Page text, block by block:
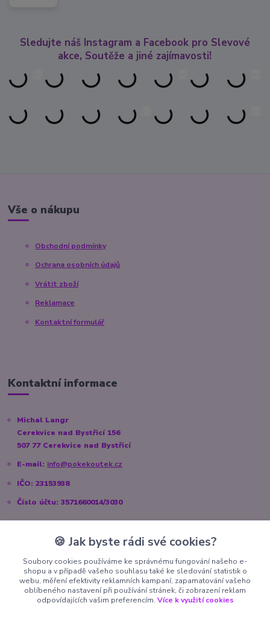
Sledujte náš Instagram a Facebook pro Slevové
akce, Soutěže a jiné zajímavosti!
Vše o nákupu
Obchodní podmínky
Ochrana osobních údajů
Vrátit zboží
Reklamace
Kontaktní formulář
Kontaktní informace
Michal Langr
Cerekvice nad Bystřicí 156
507 77 Cerekvice nad Bystřicí
E-mail: info@pokekoutek.cz
IČO: 23153938
Číslo účtu: 3571660014/3030
Sociální sítě
Instagram:@pokekoutek.cz
Facebook:@PokeKoutek.cz
🍪 Jak byste rádi své cookies?
Soubory cookies používáme ke správnému fungování našeho e-
shopu a v případě vašeho souhlasu také ke sledování statistik o
webu, měření efektivity reklamních kampaní, zapamatování vašeho
oblíbeného nastavení při používání stránek, či zobrazení reklam
odpovídajících vašim preferencím. Více k využití cookies